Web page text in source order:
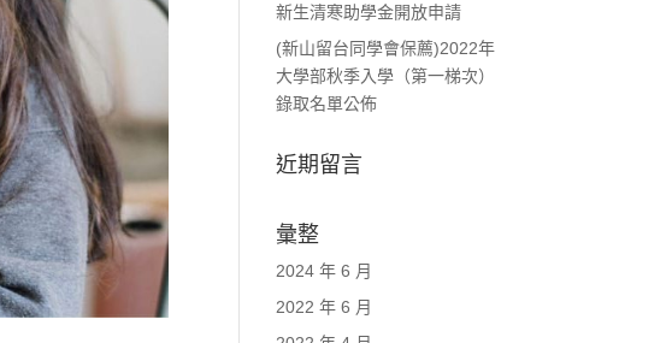
新生清寒助學金開放申請
(新山留台同學會保薦)2022年
大學部秋季入學（第一梯次）
錄取名單公佈
近期留言
彙整
2024 年 6 月
2022 年 6 月